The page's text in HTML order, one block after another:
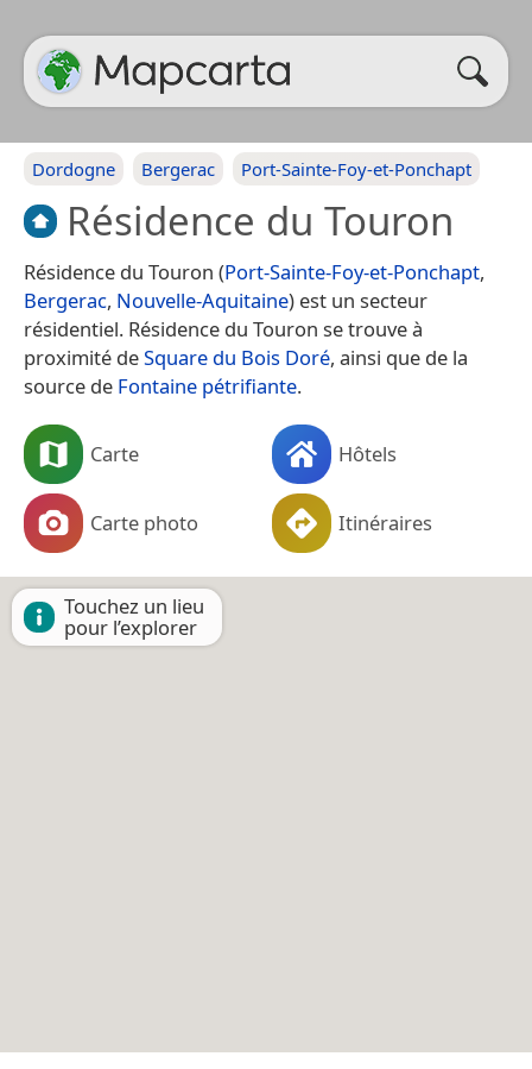
Dordogne Bergerac Port-Sainte-Foy-et-Ponchapt
Résidence du Touron
Résidence du Touron (Port-Sainte-Foy-et-Ponchapt,
Bergerac, Nouvelle-Aquitaine) est un secteur
résidentiel. Résidence du Touron se trouve à
proximité deSquare du Bois Doré, ainsi que de la
source de Fontaine pétrifiante.
Carte Hôtels
Carte photo Itinéraires
Touchez un lieu
pour l’explorer